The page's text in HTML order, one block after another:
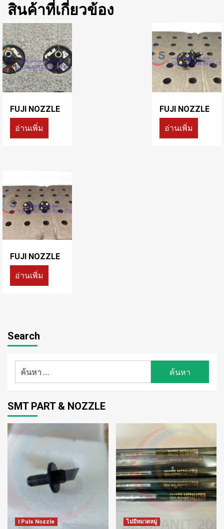
สินค้าที่เกี่ยวข้อง
FUJI NOZZLE
อ่านเพิ่ม
FUJI NOZZLE
อ่านเพิ่ม
FUJI NOZZLE
อ่านเพิ่ม
Search
ค้นหา
SMT PART & NOZZLE
I Puls Nozzle ไม่มีหมวดหมู่